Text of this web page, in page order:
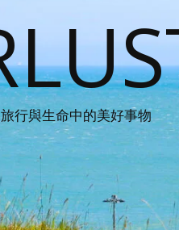
旅行與生命中的美好事物